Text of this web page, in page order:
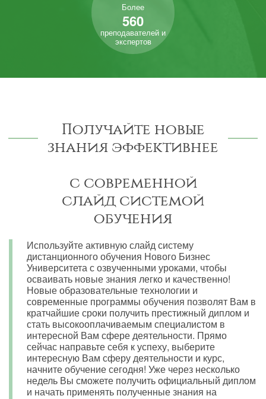
Более
560
преподавателей и
экспертов
Получайте новые
знания эффективнее
с современной
слайд системой
обучения
Используйте активную слайд систему
дистанционного обучения Нового Бизнес
Университета с озвученными уроками, чтобы
осваивать новые знания легко и качественно!
Новые образовательные технологии и
современные программы обучения позволят Вам в
кратчайшие сроки получить престижный диплом и
стать высокооплачиваемым специалистом в
интересной Вам сфере деятельности. Прямо
сейчас направьте себя к успеху, выберите
интересную Вам сферу деятельности и курс,
начните обучение сегодня! Уже через несколько
недель Вы сможете получить официальный диплом
и начать применять полученные знания на